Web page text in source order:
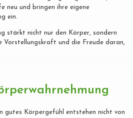
neu und bringen ihre eigene
ein.
stärkt nicht nur den Körper, sondern
Vorstellungskraft und die Freude daran,
gutes Körpergefühl entstehen nicht von